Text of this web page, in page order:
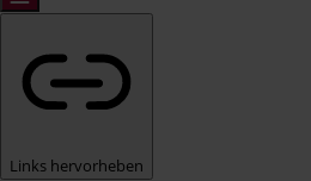
Links hervorheben